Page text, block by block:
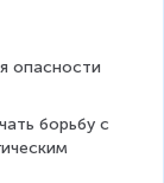
опасности
борьбу с